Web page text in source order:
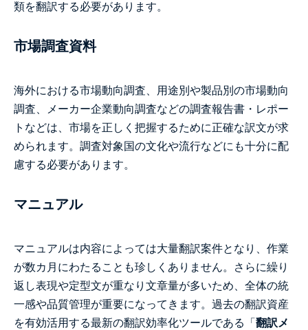
類を翻訳する必要があります。
市場調査資料
海外における市場動向調査、用途別や製品別の市場動向
調査、メーカー企業動向調査などの調査報告書・レポー
トなどは、市場を正しく把握するために正確な訳文が求
められます。調査対象国の文化や流行などにも十分に配
慮する必要があります。
マニュアル
マニュアルは内容によっては大量翻訳案件となり、作業
が数カ月にわたることも珍しくありません。さらに繰り
返し表現や定型文が重なり文章量が多いため、全体の統
一感や品質管理が重要になってきます。過去の翻訳資産
を有効活用する最新の翻訳効率化ツールである「 翻訳メ